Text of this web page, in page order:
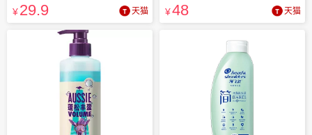
¥29.9 天猫 ¥48 天猫